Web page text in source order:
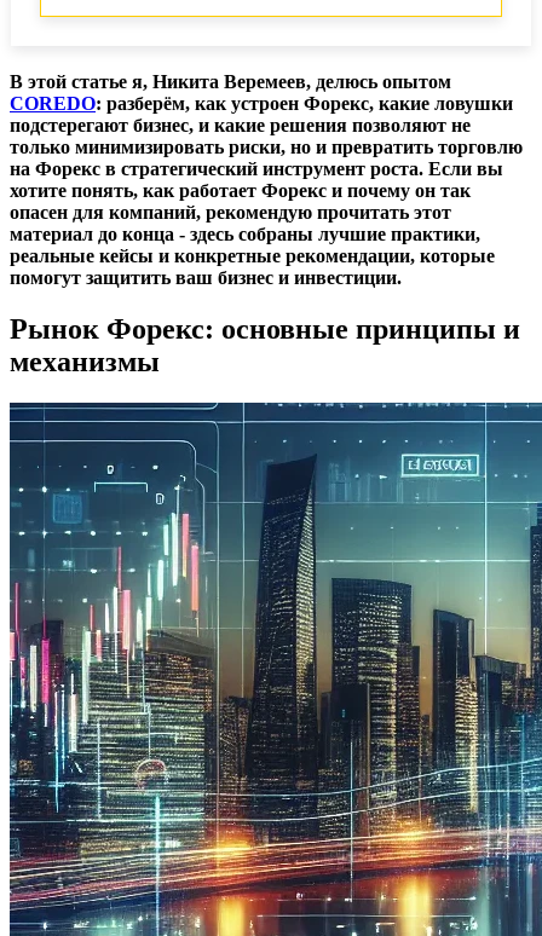
Практические советы для бизнеса
Ключевые выводы для бизнеса
В этой статье я, Никита Веремеев, делюсь опытом
COREDO: разберём, как устроен Форекс, какие ловушки
подстерегают бизнес, и какие решения позволяют не
только минимизировать риски, но и превратить торговлю
на Форекс в стратегический инструмент роста. Если вы
хотите понять, как работает Форекс и почему он так
опасен для компаний, рекомендую прочитать этот
материал до конца - здесь собраны лучшие практики,
реальные кейсы и конкретные рекомендации, которые
помогут защитить ваш бизнес и инвестиции.
Рынок Форекс: основные принципы и
механизмы